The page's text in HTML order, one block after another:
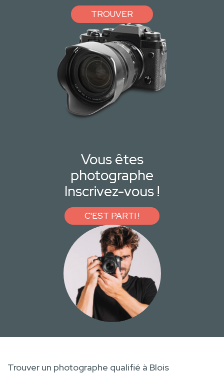
TROUVER
Vous êtes
photographe
Inscrivez-vous !
C'EST PARTI !
Trouver un photographe qualifié à Blois